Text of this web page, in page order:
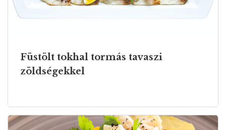
Füstölt tokhal tormás tavaszi
zöldségekkel